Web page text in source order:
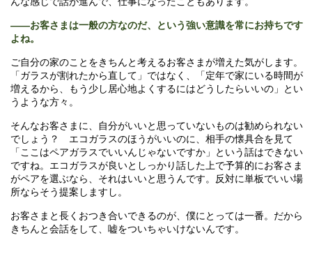
――お客さまは一般の方なのだ、という強い意識を常にお持ちです
よね。
ご自分の家のことをきちんと考えるお客さまが増えた気がします。
「ガラスが割れたから直して」ではなく、「定年で家にいる時間が
増えるから、もう少し居心地よくするにはどうしたらいいの」とい
うような方々。
そんなお客さまに、自分がいいと思っていないものは勧められない
でしょう？ エコガラスのほうがいいのに、相手の懐具合を見て
「ここはペアガラスでいいんじゃないですか」という話はできない
ですね。エコガラスが良いとしっかり話した上で予算的にお客さま
がペアを選ぶなら、それはいいと思うんです。反対に単板でいい場
所ならそう提案しますし。
お客さまと長くおつき合いできるのが、僕にとっては一番。だから
きちんと会話をして、嘘をついちゃいけないんです。